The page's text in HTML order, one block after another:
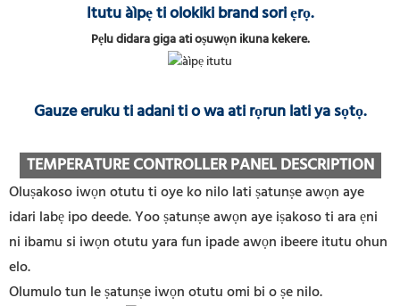
Itutu àìpẹ ti olokiki brand sori ẹrọ.
Pẹlu didara giga ati oṣuwọn ikuna kekere.
Gauze eruku ti adani ti o wa ati rọrun lati ya sọtọ.
TEMPERATURE CONTROLLER PANEL DESCRIPTION
Oluṣakoso iwọn otutu ti oye ko nilo lati ṣatunṣe awọn aye
idari labẹ ipo deede. Yoo ṣatunṣe awọn aye iṣakoso ti ara ẹni
ni ibamu si iwọn otutu yara fun ipade awọn ibeere itutu ohun
elo.
Olumulo tun le ṣatunṣe iwọn otutu omi bi o ṣe nilo.